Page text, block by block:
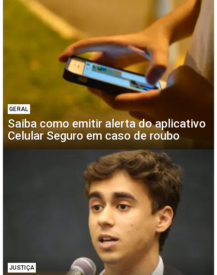
Latest
stories
GERAL
Saiba como emitir alerta do aplicativo
Celular Seguro em caso de roubo
JUSTIÇA